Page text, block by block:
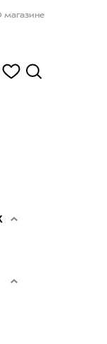
магазине